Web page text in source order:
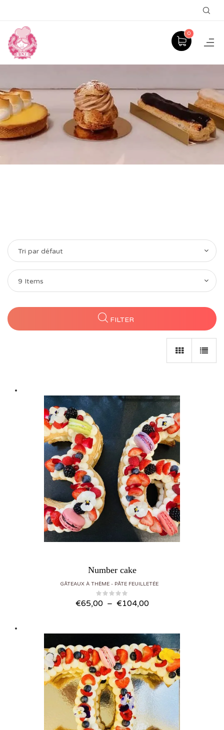
0
Tri par défaut
9 Items
FILTER
Number cake
GÂTEAUX À THÈME PÂTE FEUILLETÉE
€65,00 – €104,00Plage de prix : €65,00 à €104,00